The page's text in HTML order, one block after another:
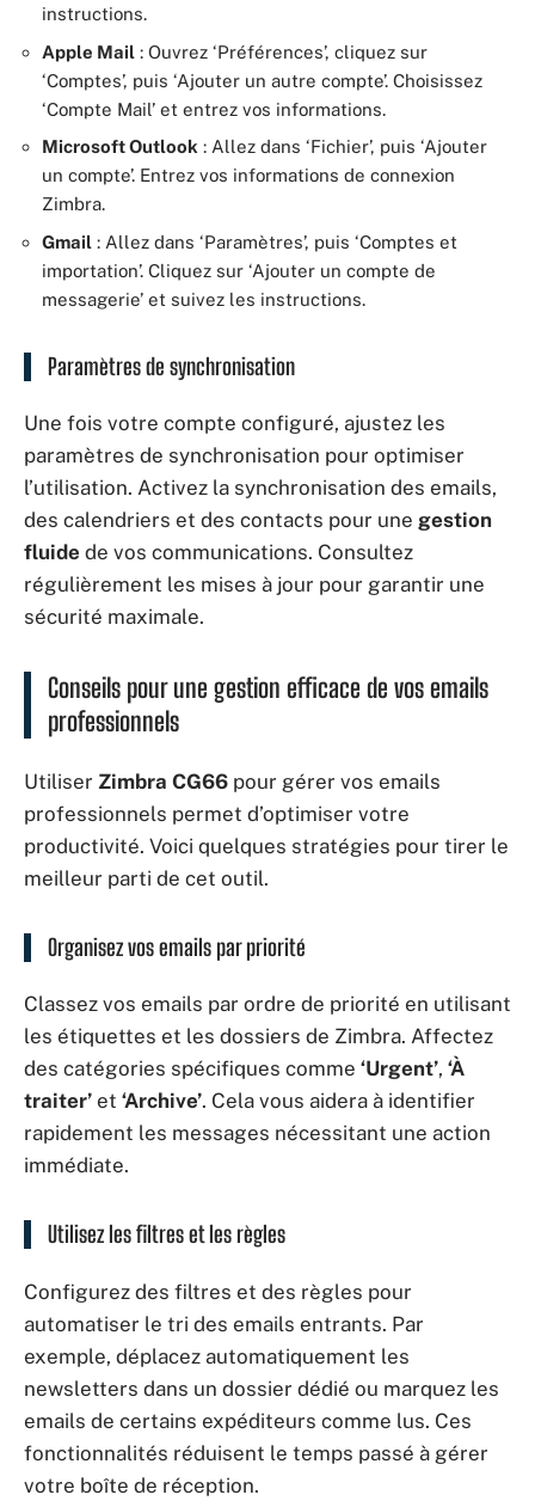
instructions.
Apple Mail : Ouvrez ‘Préférences’, cliquez sur
‘Comptes’, puis ‘Ajouter un autre compte’. Choisissez
‘Compte Mail’ et entrez vos informations.
Microsoft Outlook : Allez dans ‘Fichier’, puis ‘Ajouter
un compte’. Entrez vos informations de connexion
Zimbra.
Gmail : Allez dans ‘Paramètres’, puis ‘Comptes et
importation’. Cliquez sur ‘Ajouter un compte de
messagerie’ et suivez les instructions.
Paramètres de synchronisation
Une fois votre compte configuré, ajustez les
paramètres de synchronisation pour optimiser
l’utilisation. Activez la synchronisation des emails,
des calendriers et des contacts pour une gestion
fluide de vos communications. Consultez
régulièrement les mises à jour pour garantir une
sécurité maximale.
Conseils pour une gestion efficace de vos emails
professionnels
Utiliser Zimbra CG66 pour gérer vos emails
professionnels permet d’optimiser votre
productivité. Voici quelques stratégies pour tirer le
meilleur parti de cet outil.
Organisez vos emails par priorité
Classez vos emails par ordre de priorité en utilisant
les étiquettes et les dossiers de Zimbra. Affectez
des catégories spécifiques comme ‘Urgent’, ‘À
traiter’ et ‘Archive’. Cela vous aidera à identifier
rapidement les messages nécessitant une action
immédiate.
Utilisez les filtres et les règles
Configurez des filtres et des règles pour
automatiser le tri des emails entrants. Par
exemple, déplacez automatiquement les
newsletters dans un dossier dédié ou marquez les
emails de certains expéditeurs comme lus. Ces
fonctionnalités réduisent le temps passé à gérer
votre boîte de réception.